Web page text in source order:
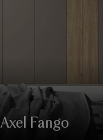
Fango